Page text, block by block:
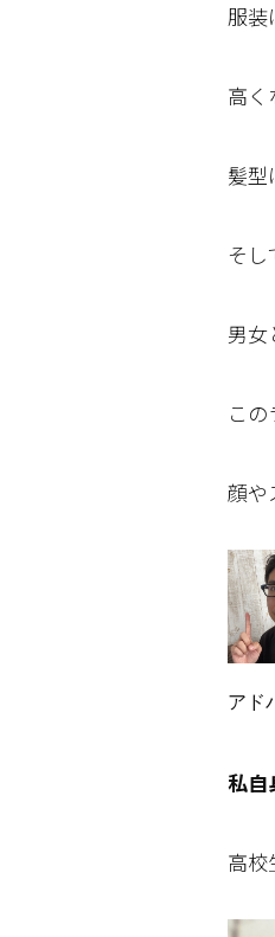
服装
高く
髪型
そし
男女
こ
顔や
アド
私自
高校